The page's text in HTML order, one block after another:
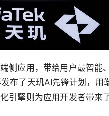
侧应用，带给用户最智能
布了天玑AI先锋计划，用
引擎则为应用开发者带来